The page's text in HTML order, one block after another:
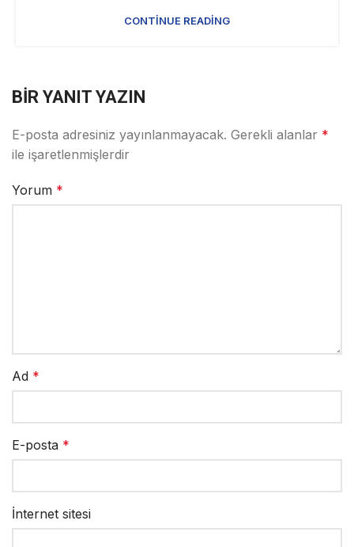
CONTINUE READING
BIR YANIT YAZIN
E-posta adresiniz yayınlanmayacak. Gerekli alanlar *
ile işaretlenmişlerdir
Yorum *
Ad *
E-posta *
İnternet sitesi